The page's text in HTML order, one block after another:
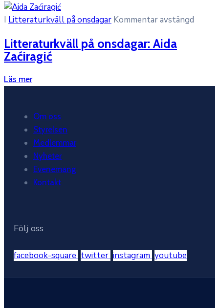
I Litteraturkväll på onsdagar Kommentar avstängd
Litteraturkväll på onsdagar: Aida
Zaćiragić
Läs mer
Om oss
Styrelsen
Medlemmar
Nyheter
Evenemang
Kontakt
Följ oss
facebook-square twitter instagram youtube